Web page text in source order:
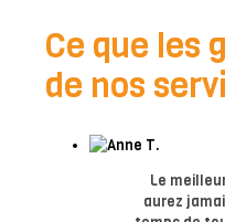
Ce que les
de nos
Le
aurez